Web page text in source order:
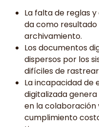
La falta de reglas
da como
archivamiento.
Los documentos
dispersos por los
difíciles de
La incapacidad
digitalizada
en la
cumplimiento